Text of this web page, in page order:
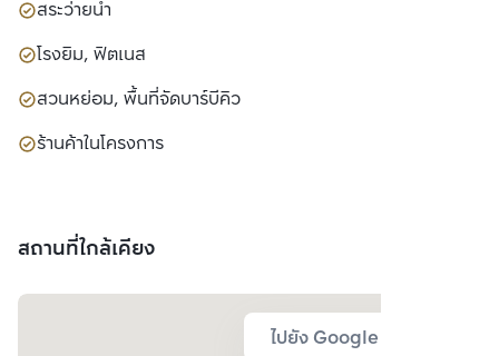
สระว่ายน้ำ
โรงยิม, ฟิตเนส
สวนหย่อม, พื้นที่จัดบาร์บีคิว
ร้านค้าในโครงการ
สถานที่ใกล้เคียง
ไปยัง Google Map